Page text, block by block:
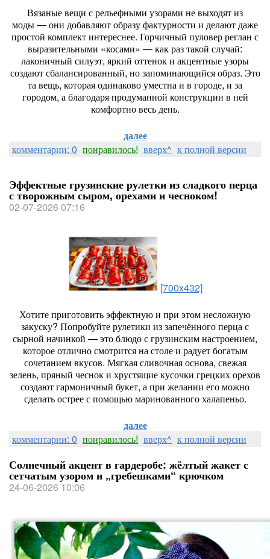
Вязаныевещи срельефными узорами невыходятиз
моды— они добавляютобразуфактурности и делаютдаже
простой комплектинтереснее. Горчичный пуловерреглан с
выразительными «косами» — какразтакой случай:
лаконичный силуэт, яркий оттеноки акцентныеузоры
создаютсбалансированный, нозапоминающийсяобраз. Это
тавещь, котораяодинаковоуместнаи в городе, и за
городом, аблагодаряпродуманной конструкции в ней
комфортновесьдень.
далее
комментарии: 0 понравилось! вверх^ к полной версии
Эффектные грузинские рулетки из сладкого перца
с творожным сыром, орехами и чесноком!
02-07-2026 07:16
[700x432]
Хотитеприготовитьэффектнуюи при этомнесложную
закуску? Попробуйтерулетики иззапечённогоперцас
сырной начинкой — этоблюдосгрузинскимнастроением,
котороеотличносмотритсянастолеи радуетбогатым
сочетаниемвкусов. Мягкаясливочнаяоснова, свежая
зелень, пряный чесноки хрустящиекусочки грецкихорехов
создаютгармоничный букет, апри желании егоможно
сделатьострееспомощьюмаринованногохалапеньо.
далее
комментарии: 0 понравилось! вверх^ к полной версии
Солнечный акцент в гардеробе: жёлтый жакет с
сетчатым узором и „гребешками“ крючком
24-06-2026 10:06